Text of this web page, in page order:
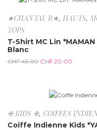
-55.6%
★CHANTAL B★, HAUTS,
TOPS
T-Shirt MC Lin
Blanc
CHF45.00 CHF 20.00
❉ KIDS ❉, COIFFES
Coiffe Indienne Kids